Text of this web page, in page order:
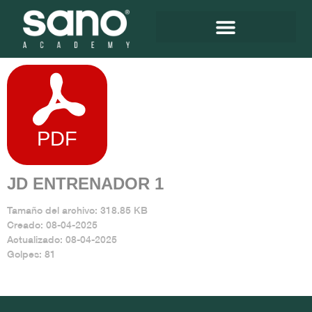
JD ENTRENADOR 1
Tamaño del archivo: 318.85 KB
Creado: 08-04-2025
Actualizado: 08-04-2025
Golpes: 81